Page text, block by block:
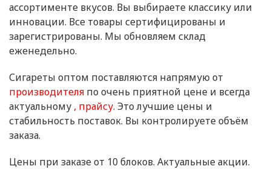
ассортименте вкусов. Вы выбираете классику или
инновации. Все товары сертифицированы и
зарегистрированы. Мы обновляем склад
еженедельно.
Сигареты оптом поставляются напрямую от
производителя по очень приятной цене и всегда
актуальному прайсу. Это лучшие цены и
стабильность поставок. Вы контролируете объём
заказа.
Цены при заказе от 10 блоков. Актуальные акции.